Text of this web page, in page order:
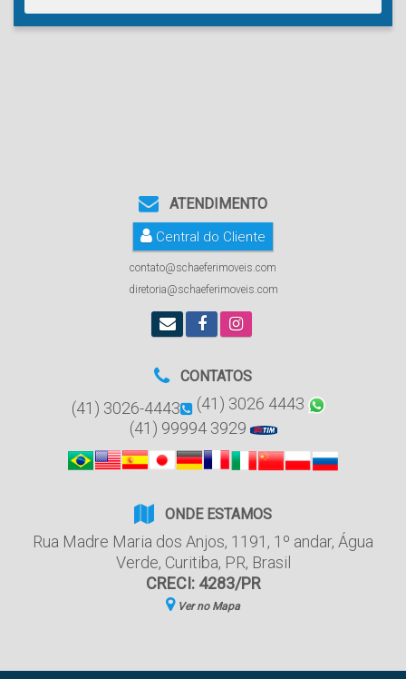
ATENDIMENTO
Central do Cliente
contato@schaeferimoveis.com
diretoria@schaeferimoveis.com
CONTATOS
(41) 3026-4443
(41) 3026 4443
(41) 99994 3929
ONDE ESTAMOS
Rua Madre Maria dos Anjos, 1191 , 1º andar, Água
Verde, Curitiba, PR, Brasil
CRECI: 4283/PR
Ver no Mapa